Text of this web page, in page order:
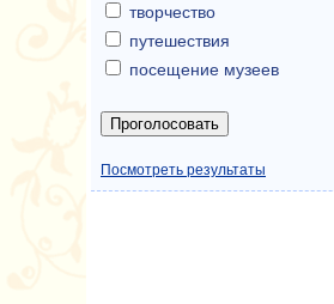
творчество
путешествия
посещение музеев
Посмотреть результаты